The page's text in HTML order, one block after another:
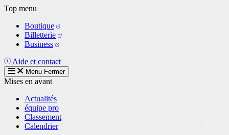
Aller
contenu
principal
Top menu
Boutique
Billetterie
Business
Aide et contact
Menu Fermer
Mises en avant
Actualités
équipe pro
Classement
Calendrier